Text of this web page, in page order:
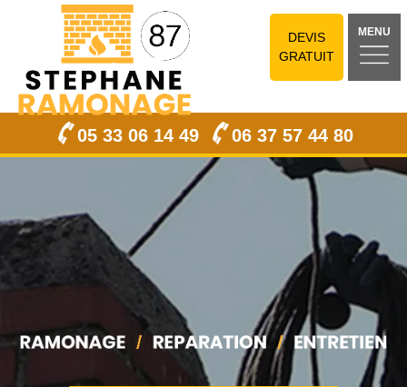
DEVIS
GRATUIT
MENU
05 33 06 14 49 06 37 57 44 80